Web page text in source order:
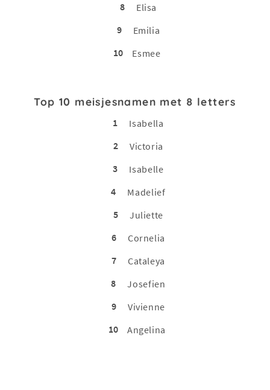
8
Elisa
9
Emilia
10
Esmee
Top 10 meisjesnamen met 8 letters
1
Isabella
2
Victoria
3
Isabelle
4
Madelief
5
Juliette
6
Cornelia
7
Cataleya
8
Josefien
9
Vivienne
10
Angelina